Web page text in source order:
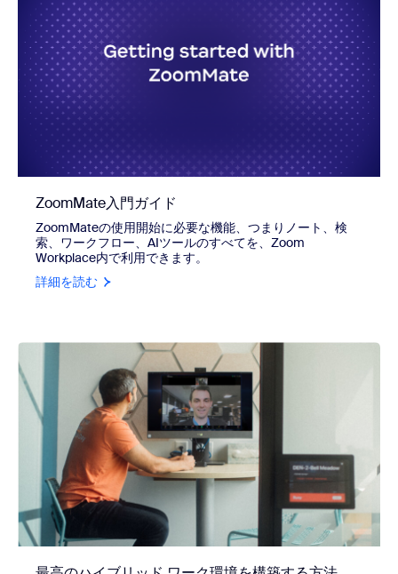
ZoomMate入門ガイド
ZoomMateの使用開始に必要な機能、つまりノート、検
索、ワークフロー、AIツールのすべてを、Zoom
Workplace内で利用できます。
詳細を読む